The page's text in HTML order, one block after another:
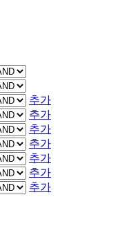
추가
추가
추가
추가
추가
추가
추가